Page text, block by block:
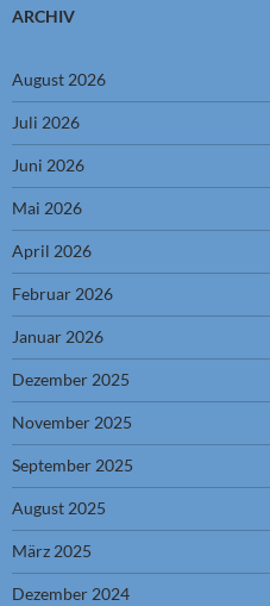
ARCHIV
August 2026
Juli 2026
Juni 2026
Mai 2026
April 2026
Februar 2026
Januar 2026
Dezember 2025
November 2025
September 2025
August 2025
März 2025
Dezember 2024